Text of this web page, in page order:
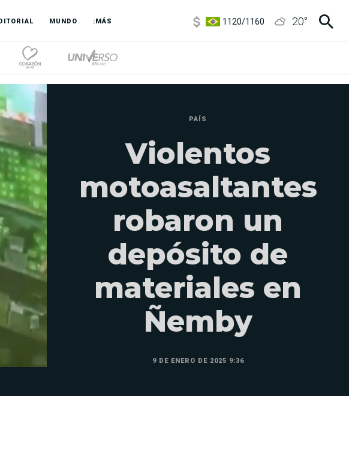
MUNDO :MÁS
3,6/3,9
20°
PAÍS
Violentos
motoasaltantes
robaron un
depósito de
materiales en
Ñemby
9 DE ENERO DE 2025 9:36